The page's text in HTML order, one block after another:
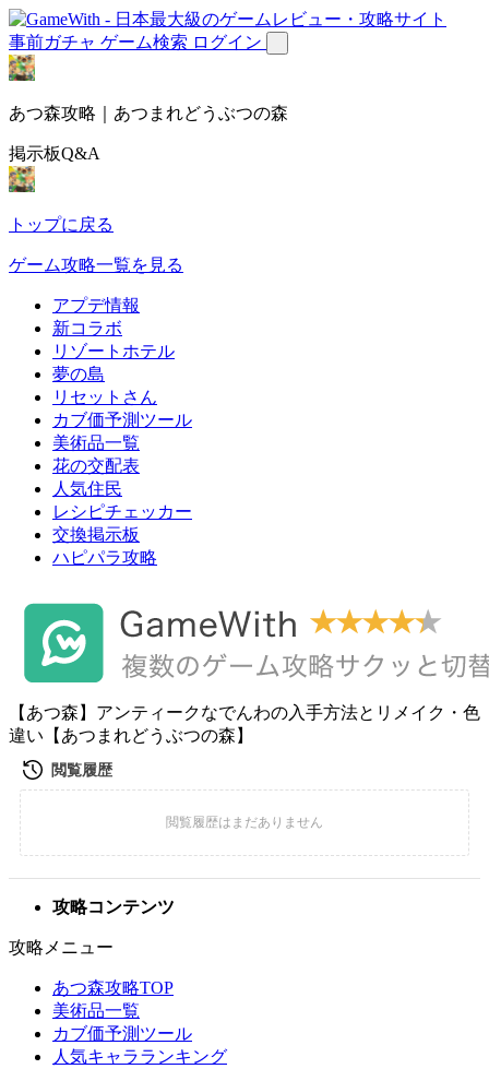
事前ガチャ ゲーム検索 ログイン
あつ森攻略｜あつまれどうぶつの森
掲示板Q&A
トップに戻る
ゲーム攻略一覧を見る
アプデ情報
新コラボ
リゾートホテル
夢の島
リセットさん
カブ価予測ツール
美術品一覧
花の交配表
人気住民
レシピチェッカー
交換掲示板
ハピパラ攻略
【あつ森】アンティークなでんわの入手方法とリメイク・色
違い【あつまれどうぶつの森】
攻略コンテンツ
攻略メニュー
あつ森攻略TOP
美術品一覧
カブ価予測ツール
人気キャラランキング